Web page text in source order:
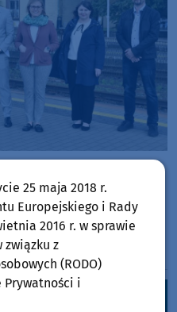
spotkali się z dyrekcją
kolejowe w
25 maja 2018 r.
Europejskiego i Rady
2016 r. w sprawie
związku z
(RODO)
Prywatności i